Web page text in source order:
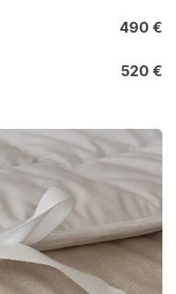
490 €
520 €